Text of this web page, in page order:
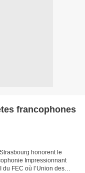
francophones
honorent le
Impressionnant
FEC où l’Union des